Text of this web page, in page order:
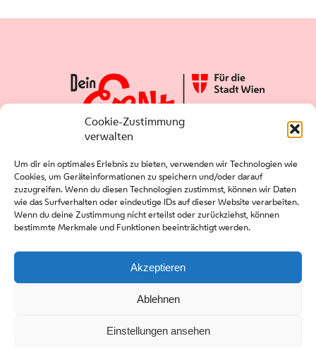
Cookie-Zustimmung
verwalten
Um dir ein optimales Erlebnis zu bieten, verwenden wir Technologien wie
Cookies, um Geräteinformationen zu speichern und/oder darauf
zuzugreifen. Wenn du diesen Technologien zustimmst, können wir Daten
wie das Surfverhalten oder eindeutige IDs auf dieser Website verarbeiten.
Wenn du deine Zustimmung nicht erteilst oder zurückziehst, können
bestimmte Merkmale und Funktionen beeinträchtigt werden.
Akzeptieren
Ablehnen
Einstellungen ansehen
Downloads